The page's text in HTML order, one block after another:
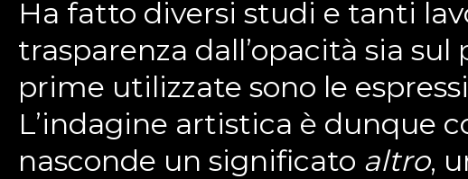
Ha fatto diversi studi e tanti
trasparenza dall’opacità sia
prime utilizzate sono le
L’indagine artistica è dunque
nasconde un significato altro,